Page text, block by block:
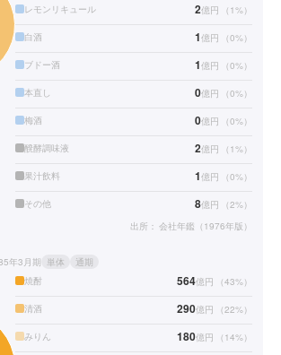
レモンリキュール 2億円 （ 1%）
白酒 1億円 （0%）
ブドー酒 1億円 （0%）
本直し 0億円 （0%）
梅酒 0億円 （0%）
醗酵調味液 2億円 （ 1%）
果汁飲料 1億円 （0%）
その他 8億円 （2%）
出所： 会社年鑑（1976年版）
年3月期 単体
通期
焼酎
564億円 （43%）
清酒 290億円 （22%）
みりん 180億円 （ 14%）